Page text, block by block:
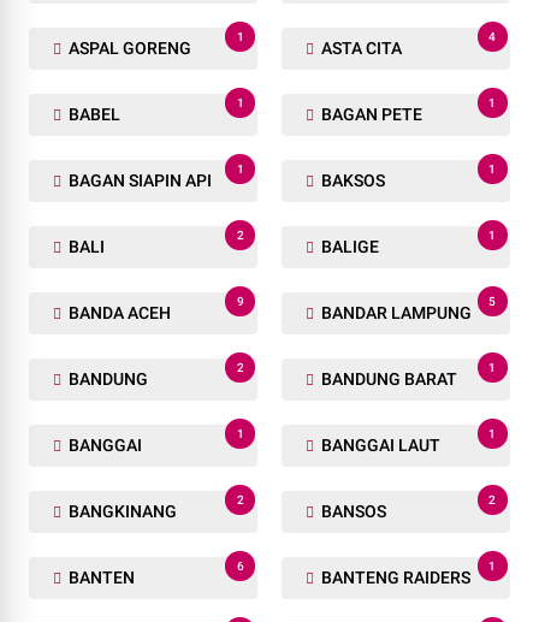
ASPAL GORENG
1
ASTA CITA
4
BABEL
1
BAGAN PETE
1
BAGAN SIAPIN API
1
BAKSOS
1
BALI
2
BALIGE
1
BANDA ACEH
9
BANDAR LAMPUNG
5
BANDUNG
2
BANDUNG BARAT
1
BANGGAI
1
BANGGAI LAUT
1
BANGKINANG
2
BANSOS
2
BANTEN
6
BANTENG RAIDERS
1